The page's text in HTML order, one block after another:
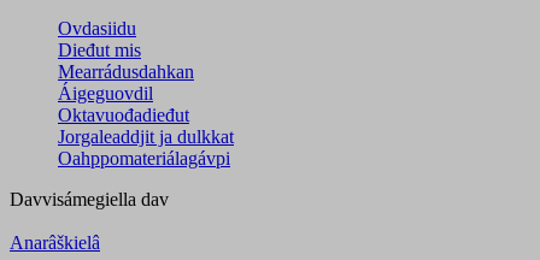
Ovdasiidu
Dieđut mis
Mearrádusdahkan
Áigeguovdil
Oktavuođadieđut
Jorgaleaddjit ja dulkkat
Oahppomateriálagávpi
Davvisámegiella dav
Anarâškielâ